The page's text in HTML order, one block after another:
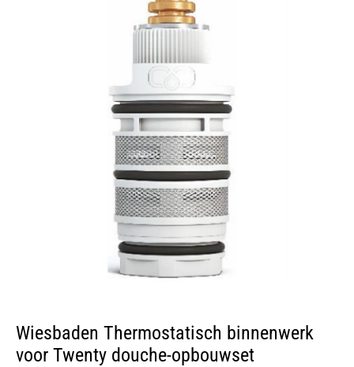
Wiesbaden Thermostatisch binnenwerk
voor Twenty douche-opbouwset